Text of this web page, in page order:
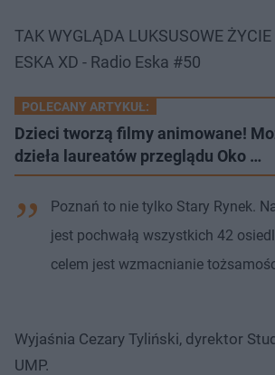
TAK WYGLĄDA LUKSUSOWE ŻYCIE
ESKA XD - Radio Eska #50
POLECANY ARTYKUŁ:
Dzieci tworzą filmy animowane!
dzieła laureatów przeglądu Oko …
Poznań to nie tylko Stary Rynek.
jest pochwałą wszystkich 42
celem jest wzmacnianie
Wyjaśnia Cezary Tyliński, dyrektor
UMP.